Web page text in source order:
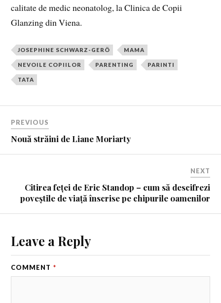
calitate de medic neonatolog, la Clinica de Copii
Glanzing din Viena.
JOSEPHINE SCHWARZ-GERÖ MAMA
NEVOILE COPIILOR PARENTING PARINTI
TATA
PREVIOUS
Nouă străini de Liane Moriarty
NEXT
Citirea feței de Eric Standop – cum să descifrezi
poveștile de viață înscrise pe chipurile oamenilor
Leave a Reply
COMMENT *